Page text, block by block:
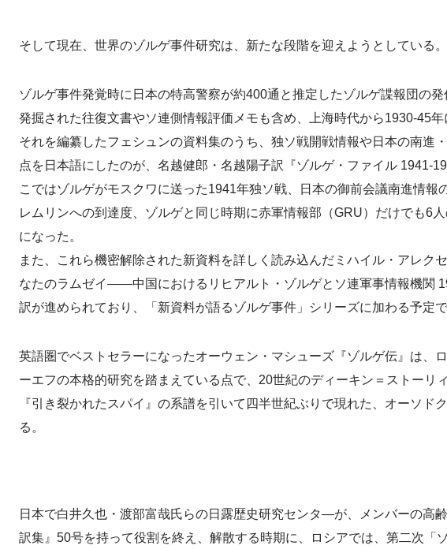
そして現在、世界のゾルゲ事件研究は、新たな段階を迎えようとしている。
ゾルゲ事件発覚時に日本の特高警察が約400通と推定したゾルゲ諜報団の
発掘された往復文書やソ連側情報評価メモも含め、上海時代から1930-45年
それを編纂したフェシュンの資料集のうち、独ソ戦開戦情報や日本の南進
点を日本語にしたのが、名越健郎・名越陽子訳『ゾルゲ・ファイル
こではゾルゲがモスクワに送った1941年独ソ戦、日本の御前会議南進情報
レムリンへの到達度、ゾルゲと同じ時期に赤軍情報部（GRU）だけでも6
になった。
また、これら機密解除された新資料を詳しく読み込んだミハイル・アレク
なたのラムゼイ――中国におけるリヒアルト・ゾルゲとソ連軍事情報機関
訳が進められており、「新資料が語るゾルゲ事件」シリーズに加わる予定で
英語圏でベストセラーになったオーウェン・マシューズ『ゾルゲ伝』は、
ーエフの本格的研究を踏まえている点で、20世紀のディーキン＝ストーリ
『引き裂かれたスパイ』の系譜を引いて四半世紀ぶりで現れた、オーソド
る。
日本で白井久也・渡部富哉氏らの日露歴史研究センタ―が、メンバーの高
訳集』50号を持って役割を終え、解散する時期に、ロシアでは、第二次「